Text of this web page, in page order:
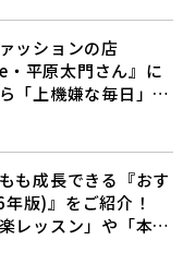
ッションの店
・平原太門さん』に
「上機嫌な毎日」を
も成長できる『おす
版)』をご紹介！
レッスン」や「本格
しい自分を見つけよ